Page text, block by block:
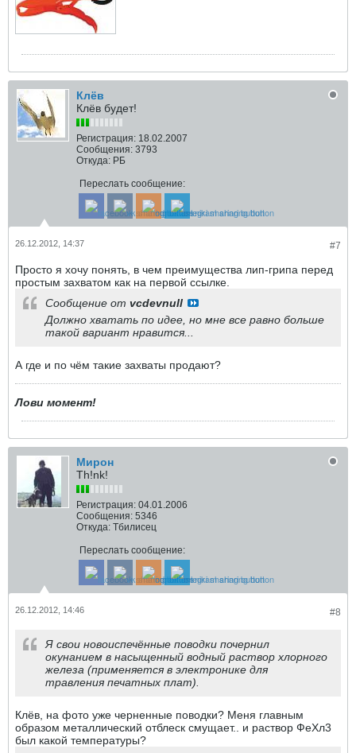
Клёв
Клёв будет!
Регистрация: 18.02.2007
Сообщения: 3793
Откуда: РБ
Переслать сообщение:
#7
26.12.2012, 14:37
Просто я хочу понять, в чем преимущества лип-грипа перед
простым захватом как на первой ссылке.
Сообщение от vcdevnull
Должно хватать по идее, но мне все равно больше
такой вариант нравится...
А где и по чём такие захваты продают?
Лови момент!
Мирон
Th!nk!
Регистрация: 04.01.2006
Сообщения: 5346
Откуда: Тбилисец
Переслать сообщение:
#8
26.12.2012, 14:46
Я свои новоиспечённые поводки почернил
окунанием в насыщенный водный раствор хлорного
железа (применяется в электронике для
травления печатных плат).
Клёв, на фото уже черненные поводки? Меня главным
образом металлический отблеск смущает.. и раствор ФеХл3
был какой температуры?